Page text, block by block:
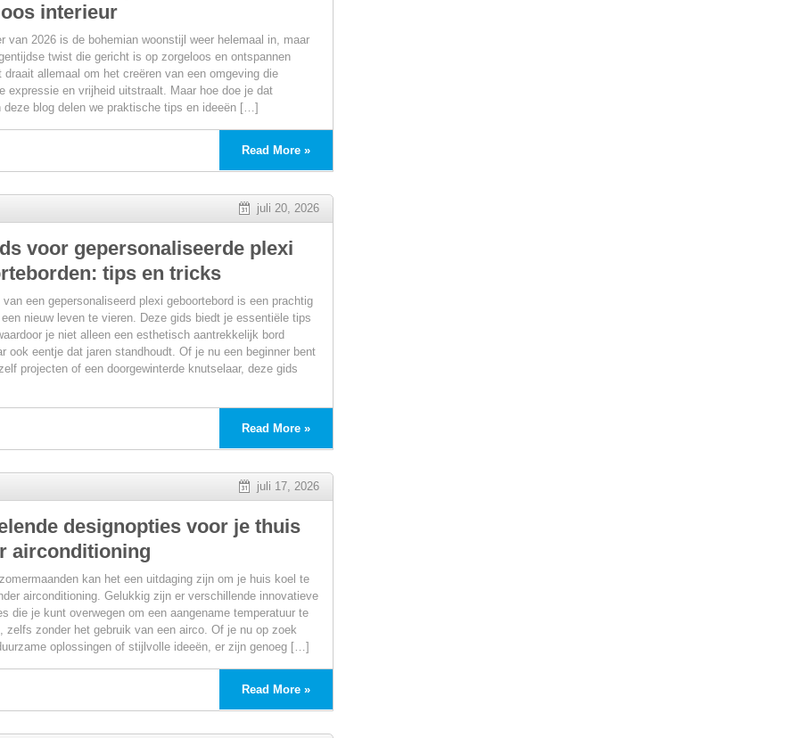
interieur
van 2026 is de bohemian woonstijl weer helemaal in, maar
twist die gericht is op zorgeloos en ontspannen
draait allemaal om het creëren van een omgeving die
expressie en vrijheid uitstraalt. Maar hoe doe je dat
deze blog delen we praktische tips en ideeën […]
Read More »
juli 20, 2026
voor gepersonaliseerde plexi
tips en tricks
van een gepersonaliseerd plexi geboortebord is een prachtig
nieuw leven te vieren. Deze gids biedt je essentiële tips
je niet alleen een esthetisch aantrekkelijk bord
ook eentje dat jaren standhoudt. Of je nu een beginner bent
projecten of een doorgewinterde knutselaar, deze gids
Read More »
juli 17, 2026
designopties voor je thuis
airconditioning
kan het een uitdaging zijn om je huis koel te
airconditioning. Gelukkig zijn er verschillende innovatieve
die je kunt overwegen om een aangename temperatuur te
zelfs zonder het gebruik van een airco. Of je nu op zoek
oplossingen of stijlvolle ideeën, er zijn genoeg […]
Read More »